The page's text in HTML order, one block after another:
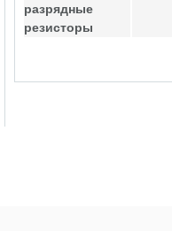
разрядные
резисторы